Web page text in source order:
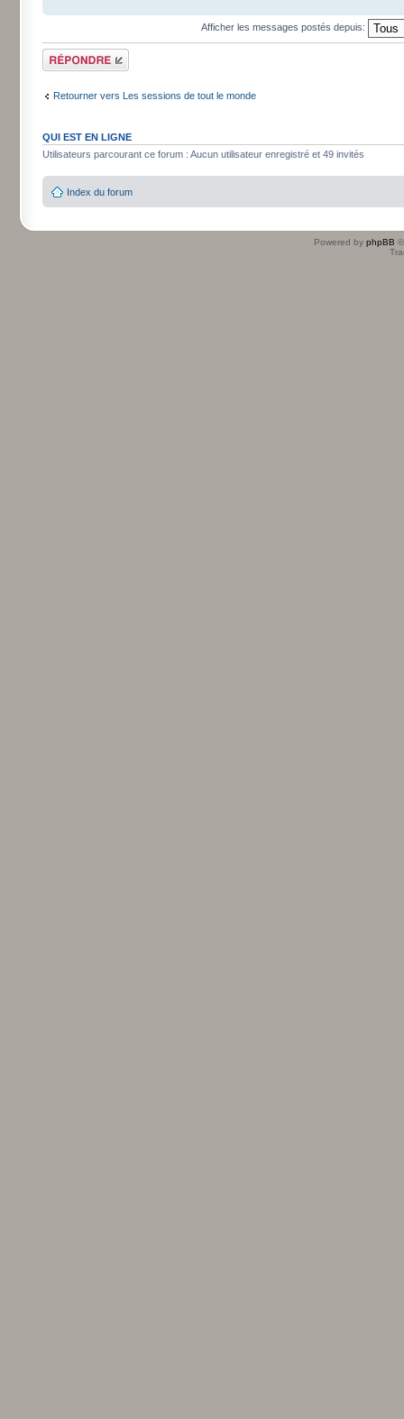
Afficher les messages postés depuis:
Répondre
Retourner vers Les sessions de tout le monde
QUI EST EN LIGNE
Utilisateurs parcourant ce forum : Aucun utilisateur enregistré et 49 invités
Index du forum
Powered by phpBB